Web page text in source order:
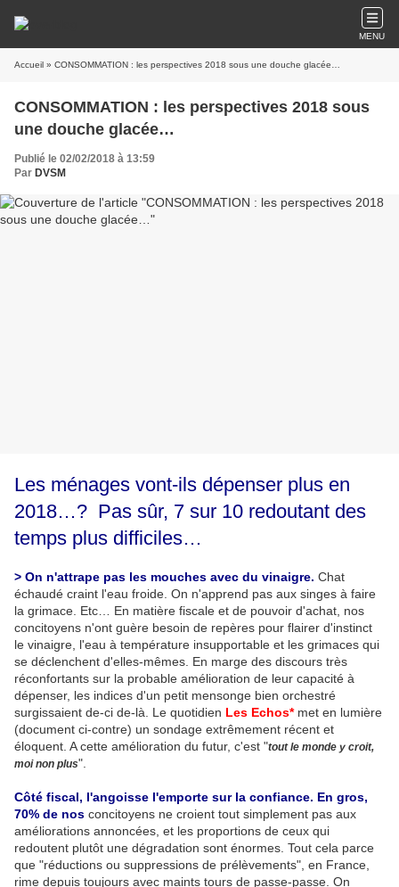
MENU
Accueil » CONSOMMATION : les perspectives 2018 sous une douche glacée…
CONSOMMATION : les perspectives 2018 sous
une douche glacée…
Publié le 02/02/2018 à 13:59
Par DVSM
Les ménages vont-ils dépenser plus en
2018…? Pas sûr, 7 sur 10 redoutant des
temps plus difficiles…
> On n'attrape pas les mouches avec du vinaigre. Chat
échaudé craint l'eau froide. On n'apprend pas aux singes à faire
la grimace. Etc… En matière fiscale et de pouvoir d'achat, nos
concitoyens n'ont guère besoin de repères pour flairer d'instinct
le vinaigre, l'eau à température insupportable et les grimaces qui
se déclenchent d'elles-mêmes. En marge des discours très
réconfortants sur la probable amélioration de leur capacité à
dépenser, les indices d'un petit mensonge bien orchestré
surgissaient de-ci de-là. Le quotidien Les Echos*met en lumière
(document ci-contre) un sondage extrêmement récent et
éloquent. A cette amélioration du futur, c'est "tout le monde y croit,
moi non plus".
Côté fiscal, l'angoisse l'emporte sur la confiance. En gros,
70% de nos concitoyens ne croient tout simplement pas aux
améliorations annoncées, et les proportions de ceux qui
redoutent plutôt une dégradation sont énormes. Tout cela parce
que "réductions ou suppressions de prélèvements", en France,
rime depuis toujours avec maints tours de passe-passe. On